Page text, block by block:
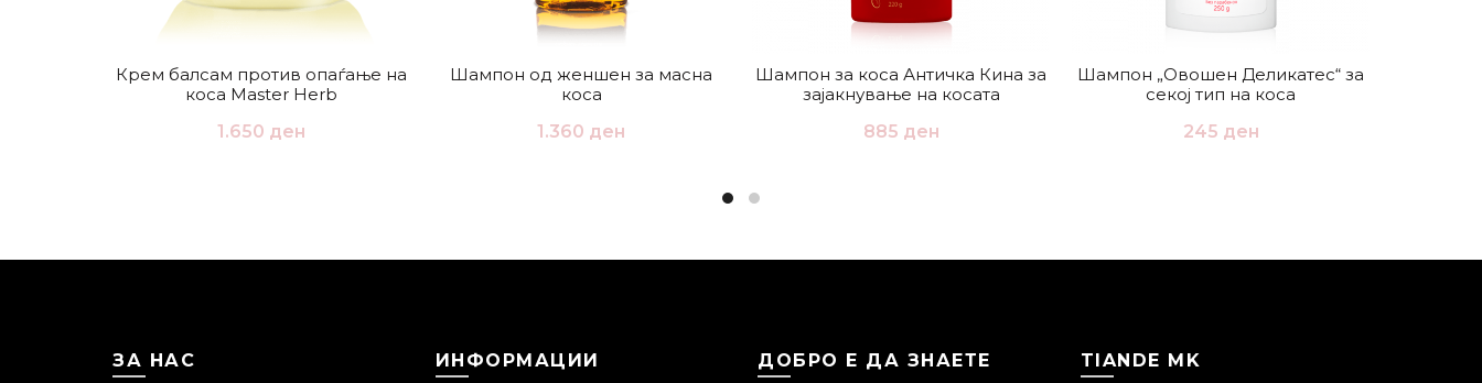
Крем балсам против опаѓање на
коса Master Herb
1.650 ден
Шампон од женшен за масна
коса
1.360 ден
Шампон за коса Античка Кина за
зајакнување на косата
885 ден
Шампон „Овошен Деликатес“ за
секој тип на коса
245 ден
ЗА НАС ИНФОРМАЦИИ ДОБРО Е ДА ЗНАЕТЕ TIANDE MK